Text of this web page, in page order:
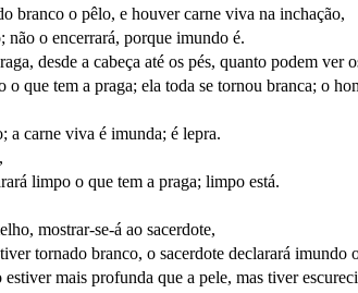
branco o pêlo, e houver carne viva na inchação,
não o encerrará, porque imundo é.
desde a cabeça até os pés, quanto podem ver
que tem a praga; ela toda se tornou branca; o
a carne viva é imunda; é lepra.
limpo o que tem a praga; limpo está.
mostrar-se-á ao sacerdote,
tornado branco, o sacerdote declarará
mais profunda que a pele, mas tiver